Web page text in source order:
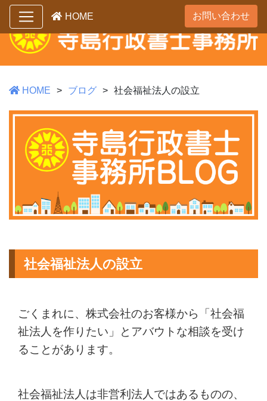
HOME お問い合わせ
HOME ブログ 社会福祉法人の設立
社会福祉法人の設立
ごくまれに、株式会社のお客様から「社会福
祉法人を作りたい」とアバウトな相談を受け
ることがあります。
社会福祉法人は非営利法人ではあるものの、